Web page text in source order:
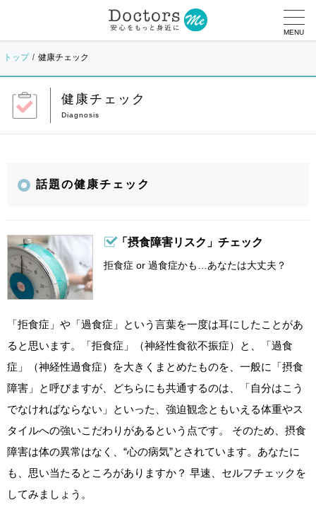
MENU
トップ 健康チェック
健康チェック
話題の健康チェック
「摂食障害リスク」チェック
拒食症 or 過食症かも…あなたは大丈夫？
「拒食症」や「過食症」という言葉を一度は耳にしたことがあ
ると思います。「拒食症」（神経性食欲不振症）と、「過食
症」（神経性過食症）を大きくまとめたものを、一般に「摂食
障害」と呼びますが、どちらにも共通するのは、「自分はこう
でなければならない」といった、強迫観念ともいえる体重やス
タイルへの強いこだわりがあるという点です。 そのため、摂食
障害は体の異常はなく、“心の病気”とされています。あなたに
も、思い当たるところがありますか？ 早速、セルフチェックを
してみましょう。